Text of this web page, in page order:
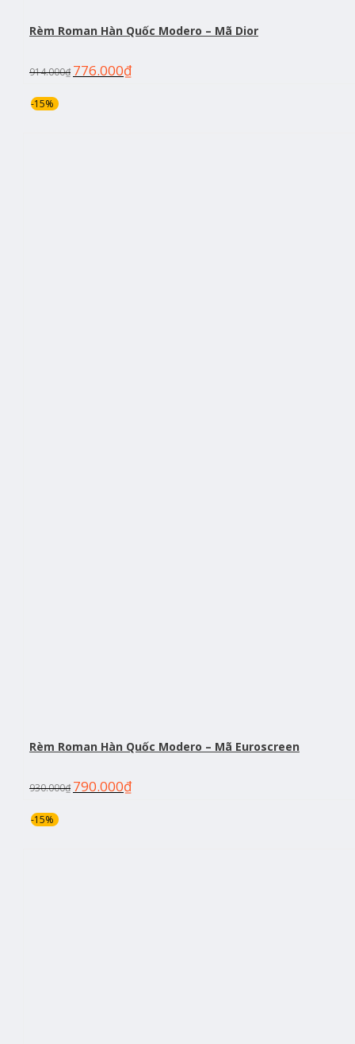
Rèm Roman Hàn Quốc Modero – Mã Dior
914.000₫ 776.000₫
-15%
Rèm Roman Hàn Quốc Modero – Mã Euroscreen
930.000₫ 790.000₫
-15%